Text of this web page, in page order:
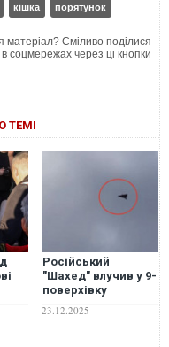
кішка порятунок
матеріал? Сміливо поділися
соцмережах через ці кнопки
ТЕМІ
та
Російський
"Шахед" влучив у 9-
поверхівку
Чернігова: вирує
пожежа, триває
23.12.2025